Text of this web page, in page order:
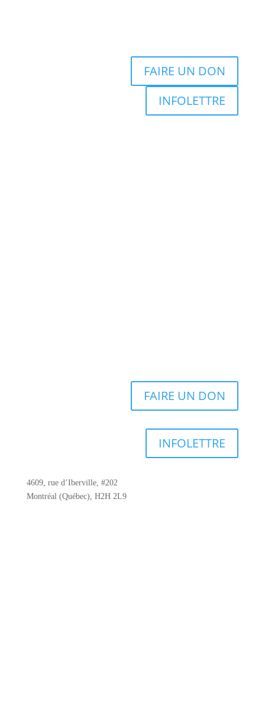
FAIRE UN DON
INFOLETTRE
FAIRE UN DON
INFOLETTRE
4609, rue d’Iberville, #202
Montréal (Québec), H2H 2L9